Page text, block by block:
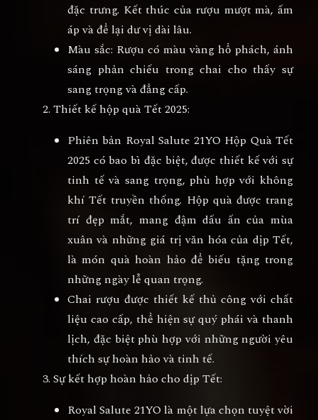
đặc trưng. Kết thúc của rượu mượt mà, ấm
áp và để lại dư vị dài lâu.
Màu sắc: Rượu có màu vàng hổ phách, ánh
sáng phản chiếu trong chai cho thấy sự
sang trọng và đẳng cấp.
Thiết kế hộp quà Tết 2025:
Phiên bản Royal Salute 21YO Hộp Quà Tết
2025 có bao bì đặc biệt, được thiết kế với sự
tinh tế và sang trọng, phù hợp với không
khí Tết truyền thống. Hộp quà được trang
trí đẹp mắt, mang đậm dấu ấn của mùa
xuân và những giá trị văn hóa của dịp Tết,
là món quà hoàn hảo để biếu tặng trong
những ngày lễ quan trọng.
Chai rượu được thiết kế thủ công với chất
liệu cao cấp, thể hiện sự quý phái và thanh
lịch, đặc biệt phù hợp với những người yêu
thích sự hoàn hảo và tinh tế.
Sự kết hợp hoàn hảo cho dịp Tết:
Royal Salute 21YO là một lựa chọn tuyệt vời